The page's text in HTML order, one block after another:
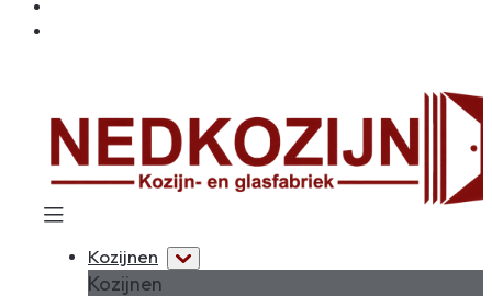
Kozijnen
Kozijnen